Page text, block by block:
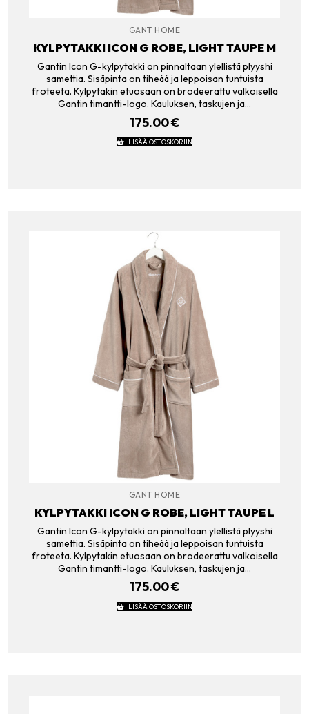
GANT HOME
KYLPYTAKKI ICON G ROBE, LIGHT TAUPE M
Gantin Icon G-kylpytakki on pinnaltaan ylellistä plyyshi
samettia. Sisäpinta on tiheää ja leppoisan tuntuista
froteeta. Kylpytakin etuosaan on brodeerattu valkoisella
Gantin timantti-logo. Kauluksen, taskujen ja…
175.00€
LISÄÄ OSTOSKORIIN
GANT HOME
KYLPYTAKKI ICON G ROBE, LIGHT TAUPE L
Gantin Icon G-kylpytakki on pinnaltaan ylellistä plyyshi
samettia. Sisäpinta on tiheää ja leppoisan tuntuista
froteeta. Kylpytakin etuosaan on brodeerattu valkoisella
Gantin timantti-logo. Kauluksen, taskujen ja…
175.00€
LISÄÄ OSTOSKORIIN